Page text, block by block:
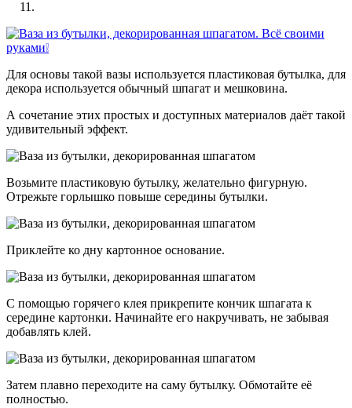
Для основы такой вазы используется пластиковая бутылка, для
декора используется обычный шпагат и мешковина.
А сочетание этих простых и доступных материалов даёт такой
удивительный эффект.
Возьмите пластиковую бутылку, желательно фигурную.
Отрежьте горлышко повыше середины бутылки.
Приклейте ко дну картонное основание.
С помощью горячего клея прикрепите кончик шпагата к
середине картонки. Начинайте его накручивать, не забывая
добавлять клей.
Затем плавно переходите на саму бутылку. Обмотайте её
полностью.